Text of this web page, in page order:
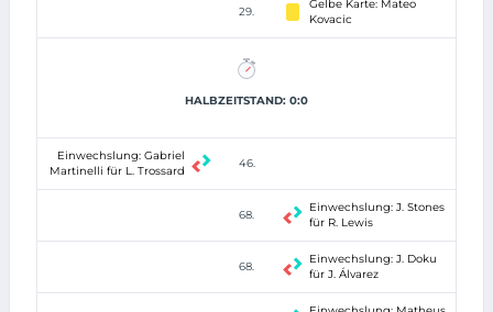
29.
Gelbe Karte: Mateo
Kovacic
HALBZEITSTAND: 0:0
Einwechslung: Gabriel
Martinelli für L. Trossard
46.
68.
Einwechslung: J. Stones
für R. Lewis
68.
Einwechslung: J. Doku
für J. Álvarez